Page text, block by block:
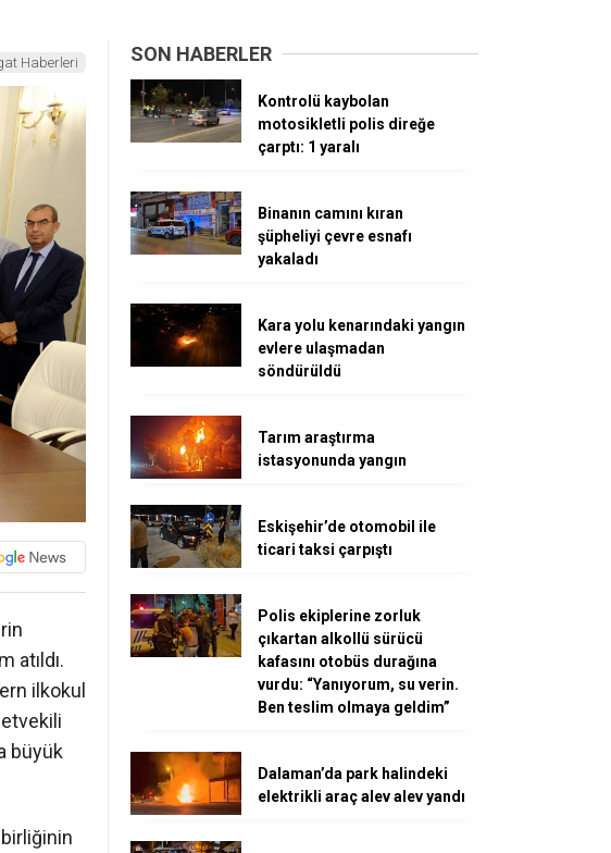
Haberleri
atıldı.
ilkokul
büyük
birliğinin
SON HABERLER
Kontrolü kaybolan
motosikletli polis direğe
çarptı: 1 yaralı
Binanın camını kıran
şüpheliyi çevre esnafı
yakaladı
Kara yolu kenarındaki yangın
evlere ulaşmadan
söndürüldü
Tarım araştırma
istasyonunda yangın
Eskişehir’de otomobil ile
ticari taksi çarpıştı
Polis ekiplerine zorluk
çıkartan alkollü sürücü
kafasını otobüs durağına
vurdu: “Yanıyorum, su verin.
Ben teslim olmaya geldim”
Dalaman’da park halindeki
elektrikli araç alev alev yandı